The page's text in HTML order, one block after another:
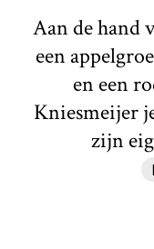
Aan de hand
een
en een
Kniesmeijer
zijn